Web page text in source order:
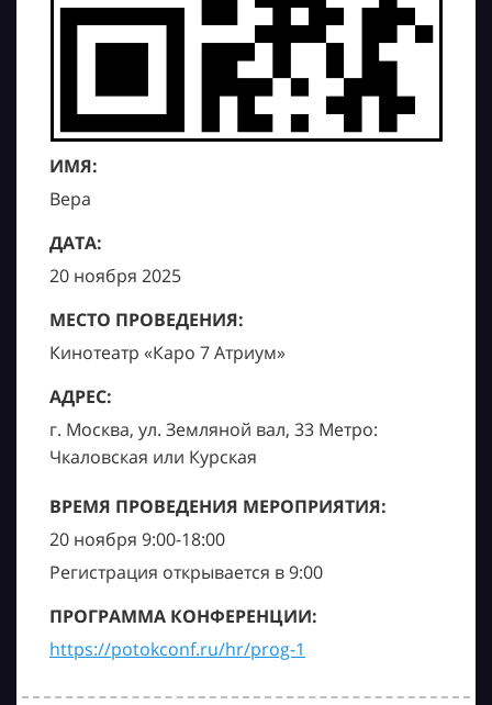
ИМЯ:
Вера
ДАТА:
20 ноября 2025
МЕСТО ПРОВЕДЕНИЯ:
Кинотеатр «Каро 7 Атриум»
АДРЕС:
г. Москва, ул. Земляной вал, 33 Метро:
Чкаловская или Курская
ВРЕМЯ ПРОВЕДЕНИЯ МЕРОПРИЯТИЯ:
20 ноября 9:00-18:00
Регистрация открывается в 9:00
ПРОГРАММА КОНФЕРЕНЦИИ:
https://potokconf.ru/hr/prog-1